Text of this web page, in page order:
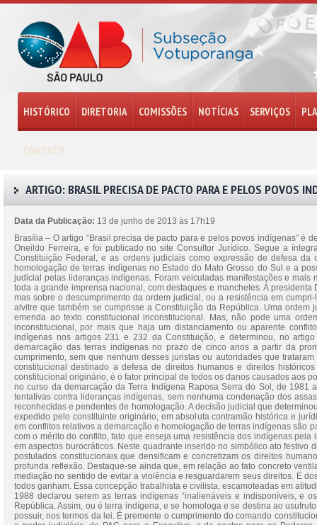
HISTÓRICO DIRETORIA COMISSÕES NOTÍCIAS SERVIÇOS
CONTATO
ARTIGO: BRASIL PRECISA DE PACTO PARA E PELOS POVOS
Data da Publicação: 13 de junho de 2013 às 17h19
Brasília – O artigo “Brasil precisa de pacto para e pelos povos indígenas” é
Oneildo Ferreira, e foi publicado no site Consultor Jurídico. Segue a
Constituição Federal, e as ordens judiciais como expressão de defesa
homologação de terras indígenas no Estado do Mato Grosso do Sul e a
judicial pelas lideranças indígenas. Foram veiculadas manifestações e
toda a grande imprensa nacional, com destaques e manchetes. A
mas sobre o descumprimento da ordem judicial, ou a resistência em
alvitre que também se cumprisse a Constituição da República. Uma
emenda ao texto constitucional inconstitucional. Mas, não pode uma
inconstitucional, por mais que haja um distanciamento ou aparente
indígenas nos artigos 231 e 232 da Constituição, e determinou, no
demarcação das terras indígenas no prazo de cinco anos a partir da
cumprimento, sem que nenhum desses juristas ou autoridades que
constitucional destinado a defesa de direitos humanos e direitos
constitucional originário, é o fator principal de todos os danos causados aos
no curso da demarcação da Terra Indígena Raposa Serra do Sol, de
tentativas contra lideranças indígenas, sem nenhuma condenação dos
reconhecidas e pendentes de homologação. A decisão judicial que
expedido pelo constituinte originário, em absoluta contramão histórica e
em conflitos relativos a demarcação e homologação de terras indígenas são
com o mérito do conflito, fato que enseja uma resistência dos indígenas
em aspectos burocráticos. Neste quadrante inserido no simbólico ato
postulados constitucionais que densificam e concretizam os direitos
profunda reflexão. Destaque-se ainda que, em relação ao fato concreto
mediação no sentido de evitar a violência e resguardarem seus direitos. E
todos ganham. Essa concepção trabalhista e civilista, escamoteadas em
1988 declarou serem as terras indígenas “inalienáveis e indisponíveis, e
República. Assim, ou é terra indígena, e se homologa e se destina ao
possuir, nos termos da lei. É premente o cumprimento do comando